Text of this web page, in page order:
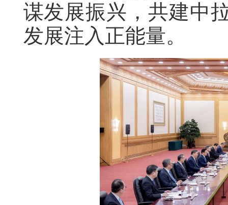
谋发展振兴，共建中
发展注入正能量。